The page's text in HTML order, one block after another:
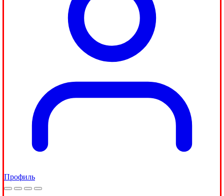
Профиль